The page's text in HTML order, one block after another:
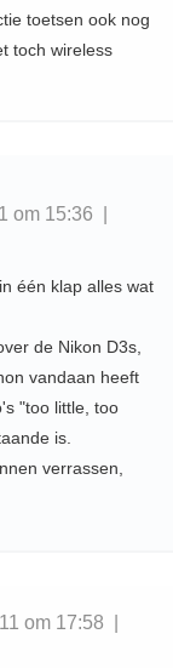
toetsen ook nog
toch wireless
om 15:36 |
één klap alles wat
de Nikon D3s,
vandaan heeft
"too little, too
is.
verrassen,
om 17:58 |